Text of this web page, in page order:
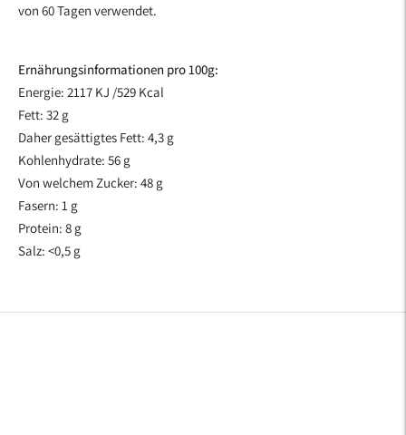
von 60 Tagen verwendet.
Ernährungsinformationen pro 100g:
Energie: 2117 KJ /529 Kcal
Fett: 32 g
Daher gesättigtes Fett: 4,3 g
Kohlenhydrate: 56 g
Von welchem ​​Zucker: 48 g
Fasern: 1 g
Protein: 8 g
Salz: <0,5 g